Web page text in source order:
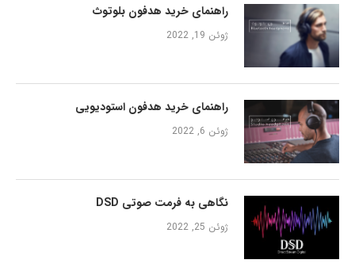
راهنمای خرید هدفون بلوتوث
ژوئن 19, 2022
راهنمای خرید هدفون استودیویی
ژوئن 6, 2022
نگاهی به فرمت صوتی DSD
ژوئن 25, 2022